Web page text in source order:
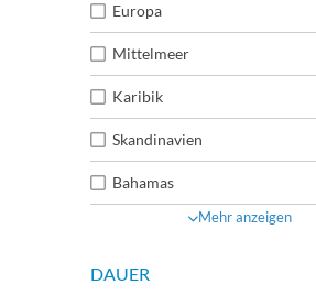
Europa
Mittelmeer
Karibik
Skandinavien
Bahamas
Mehr anzeigen
DAUER